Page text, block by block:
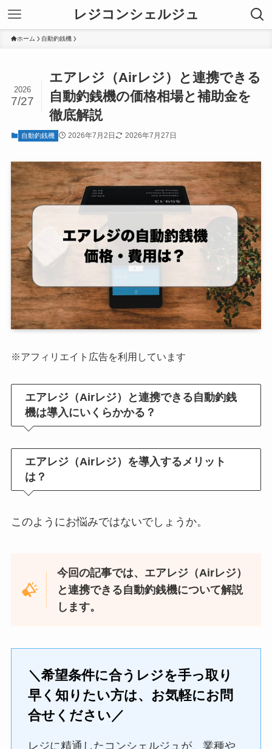
レジコンシェルジュ
ホーム 自動釣銭機
エアレジ（Airレジ）と連携できる
自動釣銭機の価格相場と補助金を
徹底解説
2026
7/27
自動釣銭機 2026年7月2日 2026年7月27日
※アフィリエイト広告を利用しています
エアレジ（Airレジ）と連携できる自動釣銭
機は導入にいくらかかる？
エアレジ（Airレジ）を導入するメリット
は？
このようにお悩みではないでしょうか。
今回の記事では、エアレジ（Airレジ）
と連携できる自動釣銭機について解説
します。
＼希望条件に合うレジを手っ取り
早く知りたい方は、お気軽にお問
合せください／
レジに精通したコンシェルジュが、業種や